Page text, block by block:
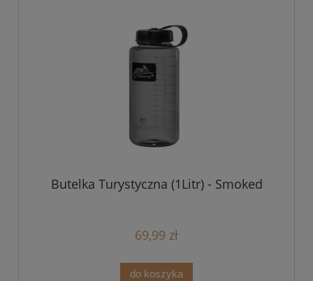
Butelka Turystyczna (1Litr) - Smoked
69,99 zł
do koszyka